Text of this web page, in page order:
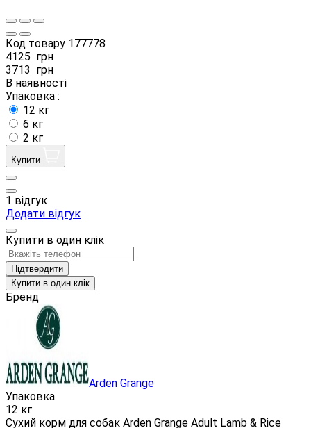
Код товару 177778
4125 грн
3713 грн
В наявності
Упаковка :
12 кг
6 кг
2 кг
Купити
1 відгук
Додати відгук
Купити в один клік
Підтвердити
Купити в один клік
Бренд
Arden Grange
Упаковка
12 кг
Сухий корм для собак Arden Grange Adult Lamb & Rice